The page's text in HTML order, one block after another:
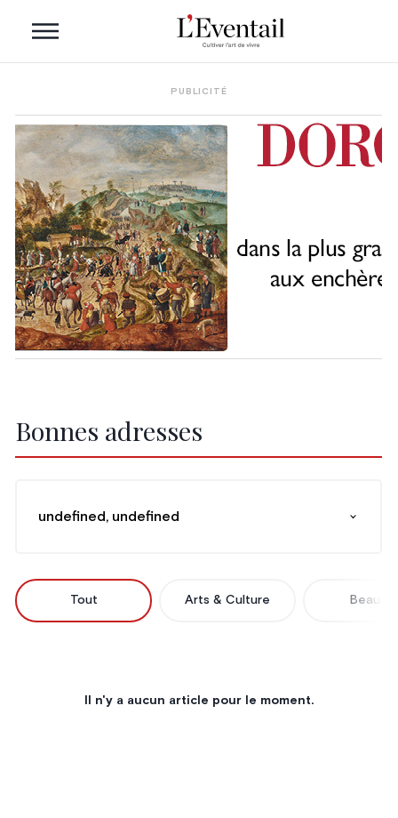
PUBLICITÉ
Bonnes adresses
undefined, undefined
Tout Arts & Culture Beauté
Il n'y a aucun article pour le moment.